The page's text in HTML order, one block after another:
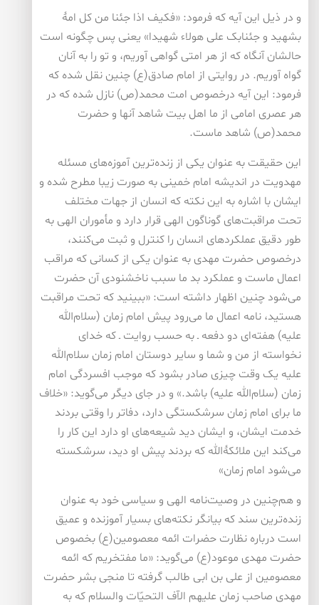
و در ذیل این آیه که فرمود: «فکیف اذا جئنا من کل امۀ
بشهید و جئنابک علی هولاء شهیدا» یعنی پس چگونه است
حالشان آنگاه که از هر امتی گواهی آوریم، و تو را به آنان
گواه آوریم. در روایتی از امام صادق(ع) چنین نقل شده که
فرمود: این آیه درخصوص امت محمد(ص) نازل شده که در
هر عصری امامی از ما اهل بیت شاهد آنها و حضرت
محمد(ص) شاهد ماست.
این حقیقت به عنوان یکی از زنده‌ترین آموزه‌های مسئله
مهدویت در اندیشه امام خمینی به صورت زیبا مطرح شده و
ایشان با اشاره به این نکته که انسان از جهات مختلف
تحت مراقبت‌های گوناگون الهی قرار دارد و مأموران الهی به
طور دقیق عملکردهای انسان را کنترل و ثبت می‌کنند،
درخصوص حضرت مهدی به عنوان یکی از کسانی که مراقب
اعمال ماست و عملکرد بد ما سبب ناخشنودی آن حضرت
می‌شود چنین اظهار داشته است: «ببینید که تحت مراقبت
هستید، نامه اعمال ما می‌رود پیش امام زمان (سلام‌الله
علیه) هفته‌ای دو دفعه ـ به حسب روایت ـ که خدای
نخواسته از من و شما و سایر دوستان امام زمان سلام‌الله
علیه یک وقت چیزی صادر بشود که موجب افسردگی امام
زمان (سلام‌الله علیه) باشد.» و در جای دیگر می‌گوید: «خلاف
ما برای امام زمان سرشکستگی دارد، دفاتر را وقتی بردند
خدمت ایشان، و ایشان دید شیعه‌های او دارد این کار را
می‌کند این ملائکۀالله که بردند پیش او دید، سرشکسته
می‌شود امام زمان»
و هم‌چنین در وصیت‌نامه الهی و سیاسی خود به عنوان
زنده‌ترین سند که بیانگر نکته‌های بسیار آموزنده و عمیق
است درباره نظارت حضرات ائمه معصومین(ع) بخصوص
حضرت مهدی موعود(ع) می‌گوید: «ما مفتخریم که ائمه
معصومین از علی بن ابی طالب گرفته تا منجی بشر حضرت
مهدی صاحب زمان علیهم الآف التحیّات والسلام که به